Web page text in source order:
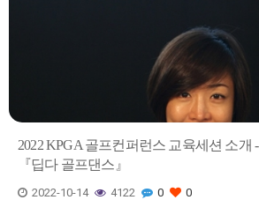
2022 KPGA 골프컨퍼런스 교육세션 소개
『딥다 골프댄스』
2022-10-14 4122 0
0